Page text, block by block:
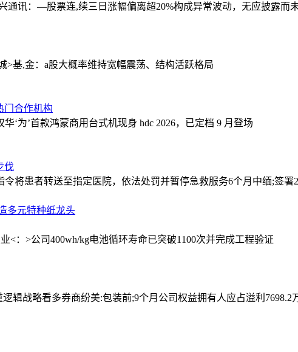
通讯：—股票连,续三日涨幅偏离超20%构成异常波动，无应披露而
>基,金：a股大概率维持宽幅震荡、结构活跃格局
门合作机构
华‘为’首款鸿蒙商用台式机现身 hdc 2026，已定档 9 月登场
伐
将患者转送至指定医院，依法处罚并暂停急救服务6个月 中缅;签署
多元特种纸龙头
<：>公司400wh/kg电池循环寿命已突破1100次并完成工程验证
逻辑战略看多券商纷美:包装前;9个月公司权益拥有人应占溢利7698.2